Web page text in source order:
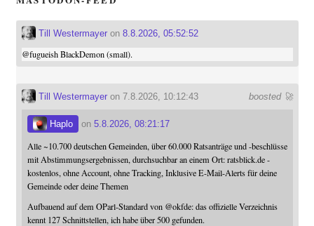
Till Westermayeron 8.8.2026, 05:52:52
@fugueishBlackDemon (small).
boosted 🚀
Till Westermayeron 7.8.2026, 10:12:43
Haplo on 5.8.2026, 08:21:17
Alle ~10.700 deutschen Gemeinden, über 60.000 Ratsanträge und -beschlüsse
mit Abstimmungsergebnissen, durchsuchbar an einem Ort: ratsblick.de -
kostenlos, ohne Account, ohne Tracking, Inklusive E-Mail-Alerts für deine
Gemeinde oder deine Themen
Aufbauend auf dem OParl-Standard von @okfde: das offizielle Verzeichnis
kennt 127 Schnittstellen, ich habe über 500 gefunden.